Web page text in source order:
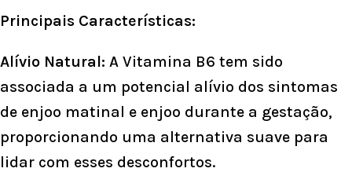
Principais Características:
Alívio Natural: A Vitamina B6 tem sido
associada a um potencial alívio dos sintomas
de enjoo matinal e enjoo durante a gestação,
proporcionando uma alternativa suave para
lidar com esses desconfortos.